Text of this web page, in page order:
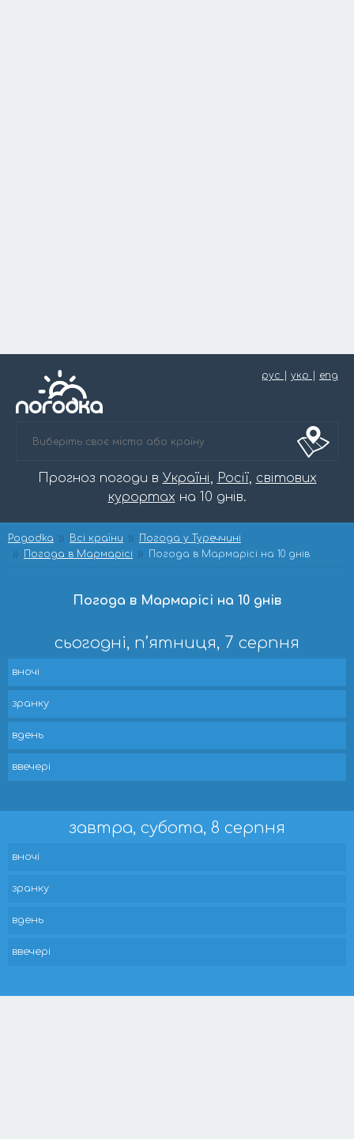
рус укр eng
Прогноз погоди в Україні, Росії, світових
курортах на 10 днів.
Pogodka Всі країни
Погода у Туреччині
Погода в Мармарісі
Погода в Мармарісі на 10 днів
Погода в Мармарісі на 10 днів
сьогодні, п’ятниця, 7 серпня
вночі
зранку
вдень
ввечері
завтра, субота, 8 серпня
вночі
зранку
вдень
ввечері